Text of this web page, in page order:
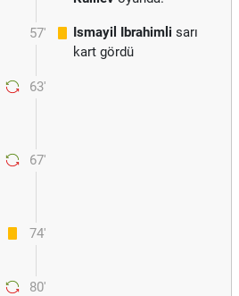
57' Ismayil Ibrahimli sarı
kart gördü
63'
67'
74'
80'